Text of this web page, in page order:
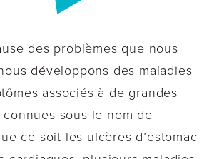
des problèmes que nous
développons des maladies
associés à de grandes
sous le nom de
ce soit les ulcères d’estomac